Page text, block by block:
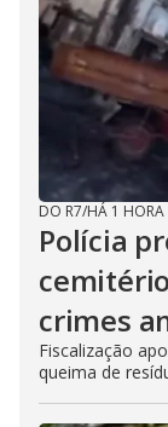
DO R7/HÁ 1 HORA
Polícia
crimes
Fiscalização
queima de